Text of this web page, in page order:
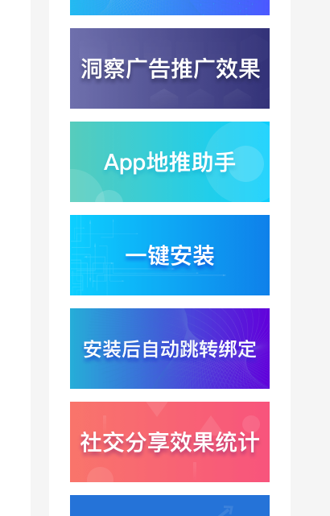
苹果带摄像头的 AirPods
爆硬件分发与全渠道归
因升级
2026-08-03
GPT5.6？超低价API引
爆智能体工具免填码安
蚂蚁灵波首轮拟募资15
亿？具身智能加速产业
落地凸显全链路设备归
2000亿美元？云与广告
双轮驱动下B端应用迎来
分发与归因重构
2026-07-31
千问已在特斯拉车机内
测？大模型上车打通跨
端服务与全渠道归因新
闭环
2026-07-31
Win11七月更新上线？桌
面环境能力升级加速PC